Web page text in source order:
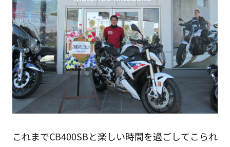
これまでCB400SBと楽しい時間を過ごしてこられ